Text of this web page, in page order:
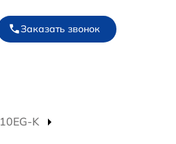
Заказать звонок
K